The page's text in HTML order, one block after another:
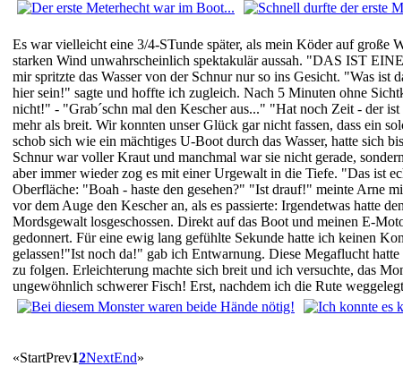
Es war vielleicht eine 3/4-STunde später, als mein Köder auf große
starken Wind unwahrscheinlich spektakulär aussah. "DAS IST
mir spritzte das Wasser von der Schnur nur so ins Gesicht. "Was
hier sein!" sagte und hoffte ich zugleich. Nach 5 Minuten ohne
nicht!" - "Grab´schn mal den Kescher aus..." "Hat noch Zeit - der
mehr als breit. Wir konnten unser Glück gar nicht fassen, dass ein
schob sich wie ein mächtiges U-Boot durch das Wasser, hatte
Schnur war voller Kraut und manchmal war sie nicht gerade,
aber immer wieder zog es mit einer Urgewalt in die Tiefe. "Das ist
Oberfläche: "Boah - haste den gesehen?" "Ist drauf!" meinte Arne
vor dem Auge den Kescher an, als es passierte: Irgendetwas hatte
Mordsgewalt losgeschossen. Direkt auf das Boot und meinen E-
gedonnert. Für eine ewig lang gefühlte Sekunde hatte ich keinen
gelassen!"Ist noch da!" gab ich Entwarnung. Diese Megaflucht
zu folgen. Erleichterung machte sich breit und ich versuchte, das
ungewöhnlich schwerer Fisch! Erst, nachdem ich die Rute
«StartPrev12NextEnd»